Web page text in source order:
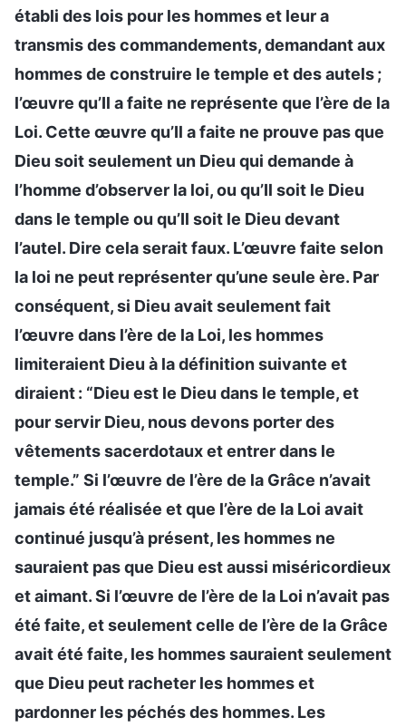
établi des lois pour les hommes et leur a
transmis des commandements, demandant aux
hommes de construire le temple et des autels ;
l’œuvre qu’Il a faite ne représente que l’ère de la
Loi. Cette œuvre qu’Il a faite ne prouve pas que
Dieu soit seulement un Dieu qui demande à
l’homme d’observer la loi, ou qu’Il soit le Dieu
dans le temple ou qu’Il soit le Dieu devant
l’autel. Dire cela serait faux. L’œuvre faite selon
la loi ne peut représenter qu’une seule ère. Par
conséquent, si Dieu avait seulement fait
l’œuvre dans l’ère de la Loi, les hommes
limiteraient Dieu à la définition suivante et
diraient : “Dieu est le Dieu dans le temple, et
pour servir Dieu, nous devons porter des
vêtements sacerdotaux et entrer dans le
temple.” Si l’œuvre de l’ère de la Grâce n’avait
jamais été réalisée et que l’ère de la Loi avait
continué jusqu’à présent, les hommes ne
sauraient pas que Dieu est aussi miséricordieux
et aimant. Si l’œuvre de l’ère de la Loi n’avait pas
été faite, et seulement celle de l’ère de la Grâce
avait été faite, les hommes sauraient seulement
que Dieu peut racheter les hommes et
pardonner les péchés des hommes. Les